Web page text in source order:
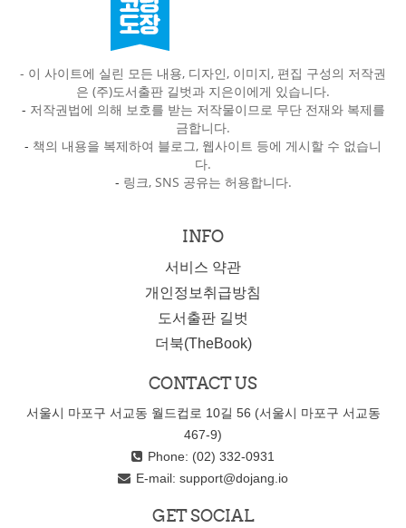
- 이 사이트에 실린 모든 내용, 디자인, 이미지, 편집 구성의 저작권
은 (주)도서출판 길벗과 지은이에게 있습니다.
- 저작권법에 의해 보호를 받는 저작물이므로 무단 전재와 복제를
금합니다.
- 책의 내용을 복제하여 블로그, 웹사이트 등에 게시할 수 없습니
다.
- 링크, SNS 공유는 허용합니다.
INFO
서비스 약관
개인정보취급방침
도서출판 길벗
더북(TheBook)
CONTACT US
서울시 마포구 서교동 월드컵로 10길 56 (서울시 마포구 서교동
467-9)
Phone: (02) 332-0931
E-mail: support@dojang.io
GET SOCIAL